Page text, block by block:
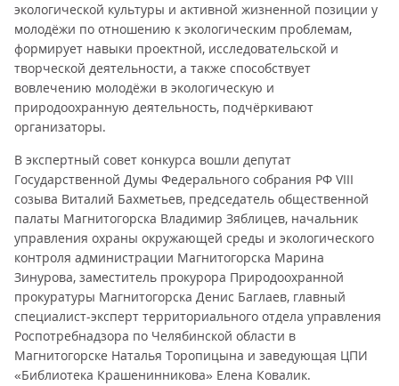
экологической культуры и активной жизненной позиции у
молодёжи по отношению к экологическим проблемам,
формирует навыки проектной, исследовательской и
творческой деятельности, а также способствует
вовлечению молодёжи в экологическую и
природоохранную деятельность, подчёркивают
организаторы.
В экспертный совет конкурса вошли депутат
Государственной Думы Федерального собрания РФ VIII
созыва Виталий Бахметьев, председатель общественной
палаты Магнитогорска Владимир Зяблицев, начальник
управления охраны окружающей среды и экологического
контроля администрации Магнитогорска Марина
Зинурова, заместитель прокурора Природоохранной
прокуратуры Магнитогорска Денис Баглаев, главный
специалист-эксперт территориального отдела управления
Роспотребнадзора по Челябинской области в
Магнитогорске Наталья Торопицына и заведующая ЦПИ
«Библиотека Крашенинникова» Елена Ковалик.